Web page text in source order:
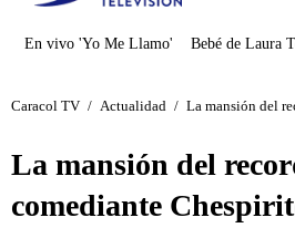
En vivo 'Yo Me Llamo' Bebé de Laura
Caracol TV / Actualidad / La mansión del
La mansión del
comediante